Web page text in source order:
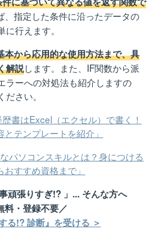
、指定した条件に沿ったデータの
行えます。
本から応用的な使用方法まで、具
解説します。また、IF関数から派
ラーへの対処法も紹介しますの
さい。
歴書はExcel（エクセル）で書く！
テンプレートを紹介」
パソコンスキルとは？身につける
おすすめ資格まで」
頑張りすぎ!? 」... そんな方へ
料・登録不要／
る!? 診断』を受ける ＞